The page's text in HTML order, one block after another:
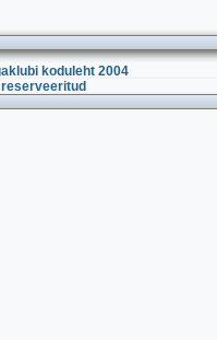
koduleht 2004